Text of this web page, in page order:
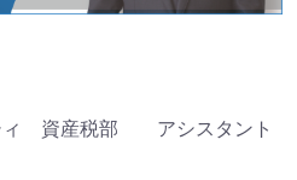
ィ 資産税部 アシスタント